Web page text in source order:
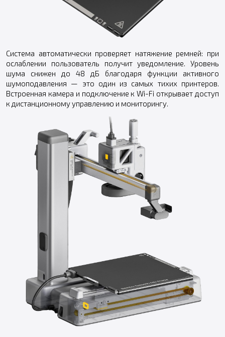
Система автоматически проверяет натяжение ремней: при
ослаблении пользователь получит уведомление. Уровень
шума снижен до 48 дБ благодаря функции активного
шумоподавления — это один из самых тихих принтеров.
Встроенная камера и подключение к Wi-Fi открывает доступ
к дистанционному управлению и мониторингу.